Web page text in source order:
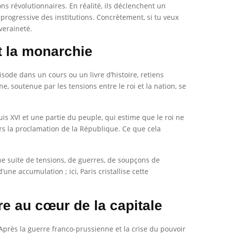
révolutionnaires. En réalité, ils déclenchent un
des institutions. Concrètement, si tu veux
la monarchie
dans un cours ou un livre d’histoire, retiens
soutenue par les tensions entre le roi et la nation, se
XVI et une partie du peuple, qui estime que le roi ne
la proclamation de la République. Ce que cela
suite de tensions, de guerres, de soupçons de
accumulation ; ici, Paris cristallise cette
au cœur de la capitale
la guerre franco-prussienne et la crise du pouvoir